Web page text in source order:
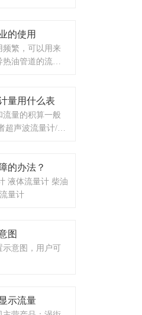
项目的设计、
与各大仪器仪
惠互利的合作
的使用
频繁，可以用来
热油管道的流量
量用什么表
流量的积算一般
超声波流量计/热
的办法？
液体流量计 柴油
量计
图
示意图，用户可
示流量